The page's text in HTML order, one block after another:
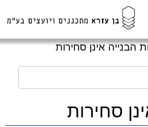
הבנייה אינן סחירות
סחירות